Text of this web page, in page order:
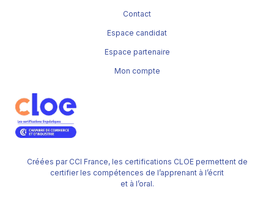
Créées par CCI France, les certifications CLOE permettent de
certifier les compétences de l’apprenant à l’écrit
et à l’oral.
Contact
Espace candidat
Espace partenaire
Mon compte